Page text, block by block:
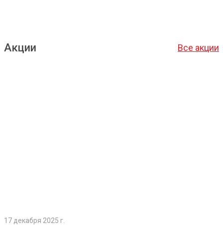
Акции Все акции
17 декабря 2025 г.